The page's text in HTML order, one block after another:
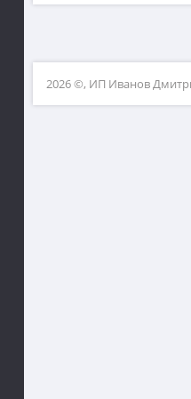
2026 ©, ИП Иванов